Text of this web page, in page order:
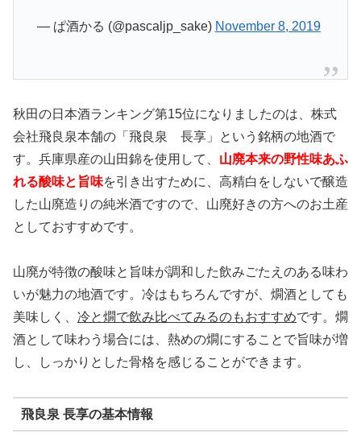
— ぱ酒かる (@pascaljp_sake) November 8, 2019
秋田の日本酒ランキング第15位になりましたのは、株式
会社飛良泉本舗の「飛良泉 長享」という銘柄の地酒で
す。兵庫県産の山田錦を使用して、 山廃本来の野性味あふ
れる酸味と旨味を引き出すために、高精白をしないで醸造
した山廃造りの純米酒ですので、山廃好きの方へのお土産
としておすすめです。
山廃が特徴の酸味と旨味が調和した飲みごたえのある味わ
いが魅力の地酒です。冷はもちろんですが、燗酒としても
美味しく、 冷と燗で飲み比べてみるのもおすすめです。燗
酒として味わう場合には、熱めの燗にすることで旨味が増
し、しっかりとした骨格を感じることができます。
飛良泉 長享の基本情報